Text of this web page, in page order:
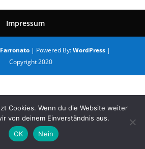
Impressum
Farronato | Powered By:WordPress |
Copyright 2020
Cookies. Wenn du die Website weiter
von deinem Einverständnis aus.
OK
Nein